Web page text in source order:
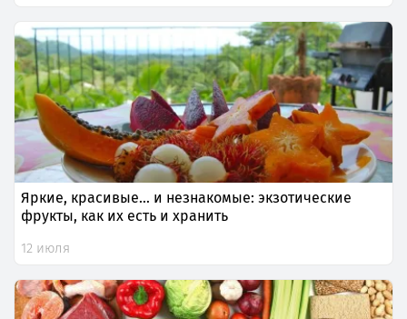
Яркие, красивые… и незнакомые: экзотические
фрукты, как их есть и хранить
12 июля